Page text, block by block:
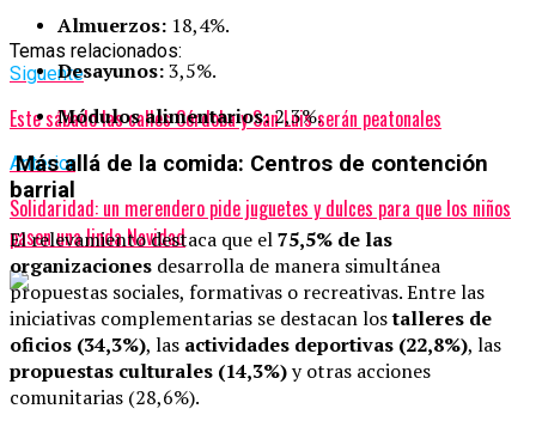
Temas relacionados:
Siguente
Este sábado las calles Córdoba y San Luis serán peatonales
Anterior
Solidaridad: un merendero pide juguetes y dulces para que los niños
pasen una linda Navidad
Almuerzos: 18,4%.
Desayunos:3,5%.
Módulos alimentarios:2,3%.
Más allá de la comida: Centros de contención
barrial
El relevamiento destaca que el75,5% de las
organizaciones desarrolla de manera simultánea
propuestas sociales, formativas o recreativas. Entre las
iniciativas complementarias se destacan lostalleres de
oficios (34,3%), las actividades deportivas (22,8%), las
propuestas culturales (14,3%)y otras acciones
comunitarias (28,6%).